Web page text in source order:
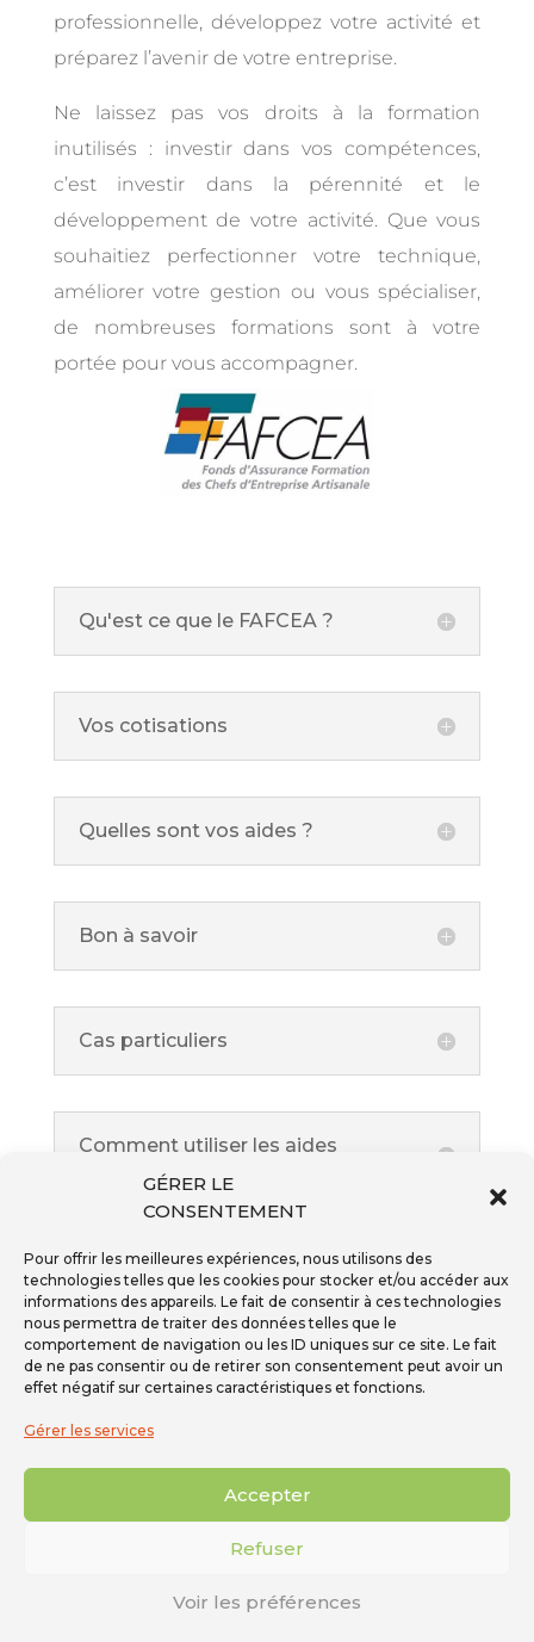
GÉRER LE
CONSENTEMENT
Pour offrir les meilleures expériences, nous utilisons des
technologies telles que les cookies pour stocker et/ou accéder aux
informations des appareils. Le fait de consentir à ces technologies
nous permettra de traiter des données telles que le
comportement de navigation ou les ID uniques sur ce site. Le fait
de ne pas consentir ou de retirer son consentement peut avoir un
effet négatif sur certaines caractéristiques et fonctions.
Gérer les services
Accepter
Refuser
Voir les préférences
professionnelle, développez votre activité et
préparez l’avenir de votre entreprise.
Ne laissez pas vos droits à la formation
inutilisés : investir dans vos compétences,
c’est investir dans la pérennité et le
développement de votre activité. Que vous
souhaitiez perfectionner votre technique,
améliorer votre gestion ou vous spécialiser,
de nombreuses formations sont à votre
portée pour vous accompagner.
Qu'est ce que le FAFCEA ?
Vos cotisations
Quelles sont vos aides ?
Bon à savoir
Cas particuliers
Comment utiliser les aides
Documents requis pour une
demande FAFCEA
VISITER LE SITE DU FAFCEA
Téléphone - 01 59 08 04 04
Mail -
secretariat@ffpmi.eu